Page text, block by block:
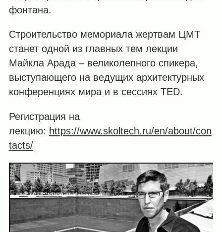
фонтана.
Строительство мемориала жертвам ЦМТ
станет одной из главных тем лекции
Майкла Арада – великолепного спикера,
выступающего на ведущих архитектурных
конференциях мира и в сессиях TED.
Регистрация на
лекцию: https://www.skoltech.ru/en/about/con
tacts/